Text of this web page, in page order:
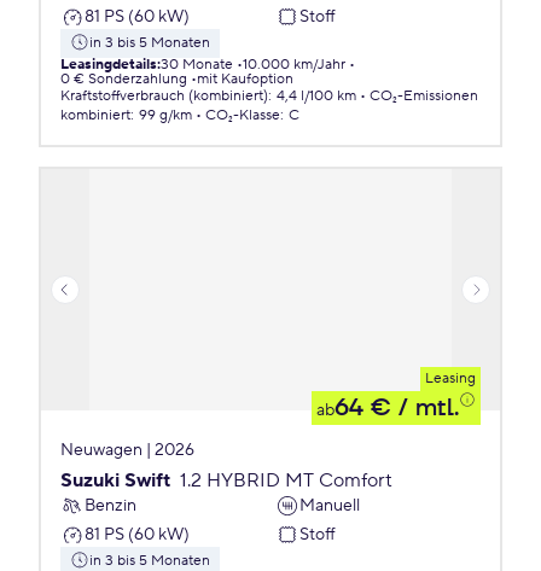
81 PS (60 kW)
Stoff
in 3 bis 5 Monaten
Leasingdetails:30 Monate 10.000 km/Jahr
0 € Sonderzahlung
mit Kaufoption
Kraftstoffverbrauch (kombiniert): 4,4 l/100 km
CO₂-Emissionen
kombiniert: 99 g/km CO₂-Klasse: C
Leasing
ab64 € / mtl.
Neuwagen | 2026
Suzuki Swift 1.2 HYBRID MT Comfort
Benzin
Manuell
81 PS (60 kW)
Stoff
in 3 bis 5 Monaten